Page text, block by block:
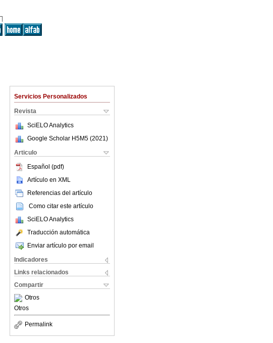
Servicios Personalizados
Revista
SciELO Analytics
Google Scholar H5M5 (2021 )
Articulo
Español (pdf)
Artículo en XML
Referencias del artículo
Como citar este artículo
SciELO Analytics
Traducción automática
Enviar artículo por email
Indicadores
Links relacionados
Compartir
Otros
Otros
Permalink